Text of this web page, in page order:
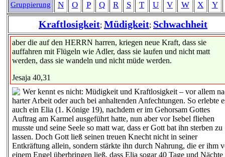
Gruppierung N O P Q R S T U V W X Y
Kraftlosigkeit; Müdigkeit; Schwachheit
aber die auf den HERRN harren, kriegen neue Kraft, dass sie
auffahren mit Flügeln wie Adler, dass sie laufen und nicht matt
werden, dass sie wandeln und nicht müde werden.
Jesaja 40,31
Wer kennt es nicht: Müdigkeit und Kraftlosigkeit – vor allem
harter Arbeit oder auch bei anhaltenden Anfechtungen. So erlebte
auch ein Elia (1. Könige 19), nachdem er im Gehorsam Gottes
Auftrag am Karmel ausgeführt hatte, nun aber vor Isebel fliehen
musste und seine Seele so matt war, dass er Gott bat ihn sterben zu
lassen. Doch Gott ließ seinen treuen Knecht nicht in seiner
Entkräftung allein, sondern stärkte ihn durch Nahrung, die er ihm
einem Engel überbringen ließ, dass Elia sogar 40 Tage und Nächte